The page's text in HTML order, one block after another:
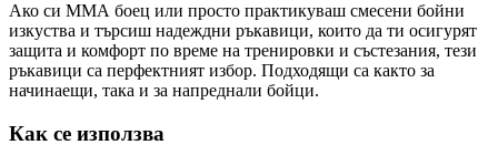
Ако си ММА боец или просто практикуваш смесени бойни
изкуства и търсиш надеждни ръкавици, които да ти осигурят
защита и комфорт по време на тренировки и състезания, тези
ръкавици са перфектният избор. Подходящи са както за
начинаещи, така и за напреднали бойци.
Как се използва